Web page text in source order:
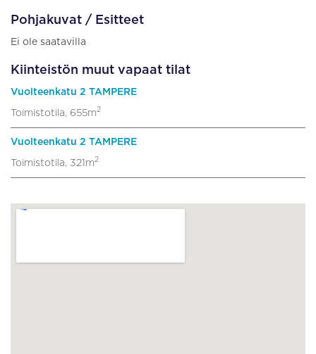
Pohjakuvat / Esitteet
Ei ole saatavilla
Kiinteistön muut vapaat tilat
Vuolteenkatu 2 TAMPERE
Toimistotila, 655m2
Vuolteenkatu 2 TAMPERE
Toimistotila, 321m2